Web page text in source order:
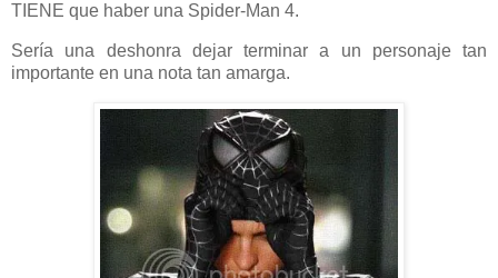
TIENE que haber una Spider-Man 4.
Sería una deshonra dejar terminar a un personaje tan
importante en una nota tan amarga.